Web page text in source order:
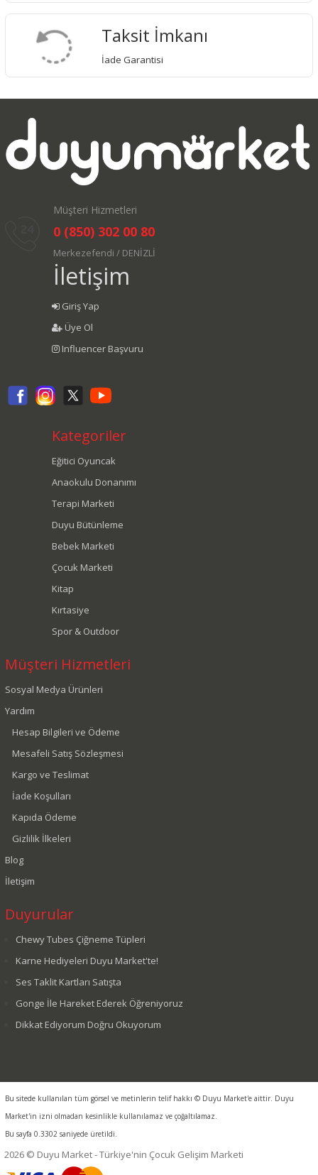
Taksit İmkanı
İade Garantisi
Müşteri Hizmetleri
0 (850) 302 00 80
Merkezefendi / DENİZLİ
İletişim
Giriş Yap
Üye Ol
Influencer Başvuru
Kategoriler
Eğitici Oyuncak
Anaokulu Donanımı
Terapi Marketi
Duyu Bütünleme
Bebek Marketi
Çocuk Marketi
Kitap
Kırtasiye
Spor & Outdoor
Müşteri Hizmetleri
Sosyal Medya Ürünleri
Yardım
Hesap Bilgileri ve Ödeme
Mesafeli Satış Sözleşmesi
Kargo ve Teslimat
İade Koşulları
Kapıda Ödeme
Gizlilik İlkeleri
Blog
İletişim
Duyurular
Chewy Tubes Çiğneme Tüpleri
Karne Hediyeleri Duyu Market'te!
Ses Taklit Kartları Satışta
Gonge İle Hareket Ederek Öğreniyoruz
Dikkat Ediyorum Doğru Okuyorum
Bu sitede kullanılan tüm görsel ve metinlerin telif hakkı © Duyu Market'e aittir. Duyu
Market'in izni olmadan kesinlikle kullanılamaz ve çoğaltılamaz.
Bu sayfa 0.3302 saniyede üretildi.
2026 © Duyu Market - Türkiye'nin Çocuk Gelişim Marketi